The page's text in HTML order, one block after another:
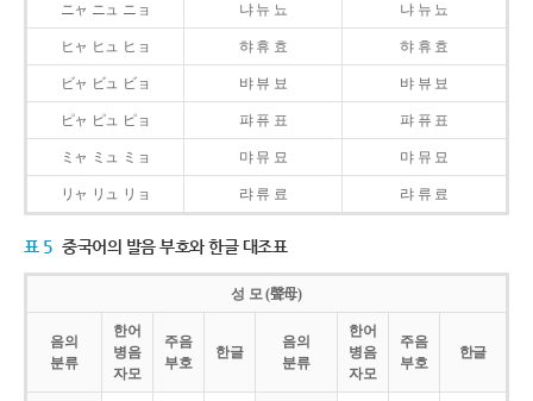
ニャ ニュ ニョ 냐 뉴 뇨 냐 뉴 뇨
ヒャ ヒュ ヒョ 햐 휴 효 햐 휴 효
ビャ ビュ ビョ 뱌 뷰 뵤 뱌 뷰 뵤
ピャ ピュ ピョ 퍄 퓨 표 퍄 퓨 표
ミャ ミュ ミョ 먀 뮤 묘 먀 뮤 묘
リャ リュ リョ 랴 류 료 랴 류 료
표 5 중국어의 발음 부호와 한글 대조표
성 모 (聲母)
음의
분류
한어
병음
자모
주음
부호
한글
음의
분류
한어
병음
자모
주음
부호
한글